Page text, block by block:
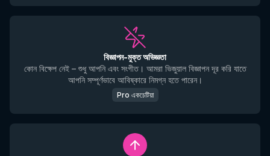
বিজ্ঞাপন-মুক্ত অভিজ্ঞতা
কোন বিক্ষেপ নেই – শুধু আপনি এবং সংগীত। আমরা ভিজুয়াল বিজ্ঞাপন দূর করি যাতে
আপনি সম্পূর্ণভাবে আবিষ্কারে নিমগ্ন হতে পারেন।
Pro একচেটিয়া